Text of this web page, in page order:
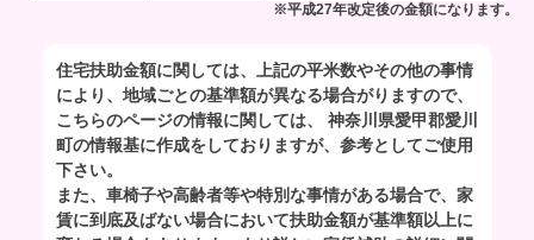
※平成27年改定後の金額になります。
住宅扶助金額に関しては、上記の平米数やその他の事情
により、地域ごとの基準額が異なる場合がりますので、
こちらのページの情報に関しては、 神奈川県愛甲郡愛川
町の情報基に作成をしておりますが、参考としてご使用
下さい。
また、車椅子や高齢者等や特別な事情がある場合で、家
賃に到底及ばない場合において扶助金額が基準額以上に